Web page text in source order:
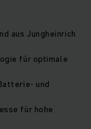
aus Jungheinrich
für optimale
und
für hohe